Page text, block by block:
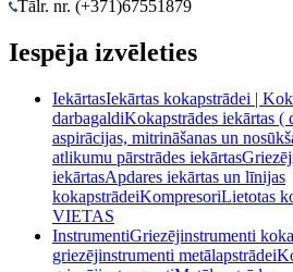
Tālr. nr. (+371)67551879
Iespēja izvēleties
IekārtasIekārtas kokapstrādei |
darbagaldiKokapstrādes iekārtas (
aspirācijas, mitrināšanas un
atlikumu pārstrādes iekārtas
iekārtasApdares iekārtas un līnijas
kokapstrādeiKompresoriLietotas
VIETAS
InstrumentiGriezējinstrumenti
griezējinstrumenti metālapstrādei